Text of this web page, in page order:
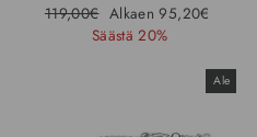
Hinta
119,00€ Ale-
hinta
Alkaen 95,20€
Säästä 20%
Ale